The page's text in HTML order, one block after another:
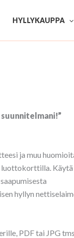
HYLLYKAUPPA
suunnitelmani!”
ja muu
hyllyn
PDF tai JPG